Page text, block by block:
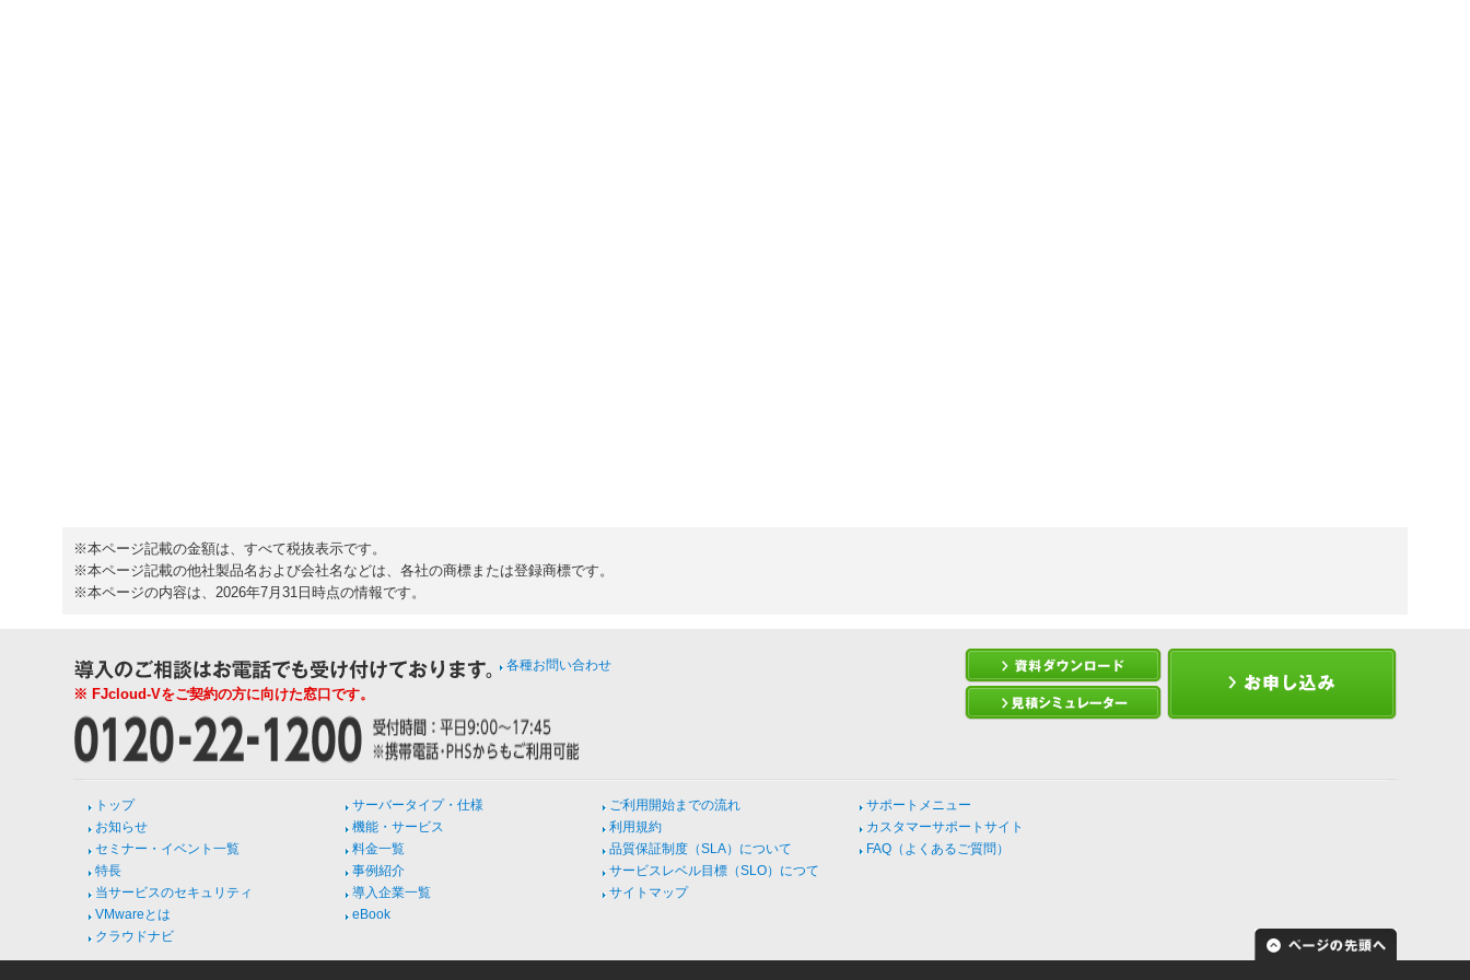
※本ページ記載の金額は、すべて税抜表示です。
※本ページ記載の他社製品名および会社名などは、各社の商標または登録商標です。
※本ページの内容は、2026年7月31日時点の情報です。
各種お問い合わせ
※ FJcloud-Vをご契約の方に向けた窓口です。
トップ
お知らせ
セミナー・イベント一覧
特長
当サービスのセキュリティ
VMwareとは
クラウドナビ
サーバータイプ・仕様
機能・サービス
料金一覧
事例紹介
導入企業一覧
eBook
ご利用開始までの流れ
利用規約
品質保証制度（SLA）について
サービスレベル目標（SLO）につて
サイトマップ
サポートメニュー
カスタマーサポートサイト
FAQ（よくあるご質問）